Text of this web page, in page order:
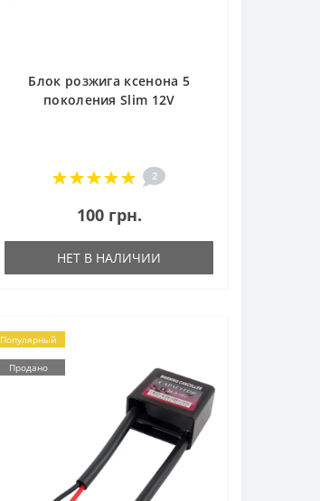
Блок розжига ксенона 5
поколения Slim 12V
2
100 грн.
НЕТ В НАЛИЧИИ
Популярный
Продано